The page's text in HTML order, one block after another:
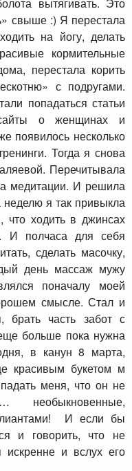
свыше :) Я перестала
на йогу, делать
кормительные
перестала корить
с подругами.
попадаться статьи
о женщинах и
появилось несколько
Тогда я снова
Перечитывала
медитации. И решила
я так привыкла
ходить в джинсах
И полчаса для себя
сделать масочку,
день массаж мужу
поначалу моей
смысле. Стал и
брать часть забот с
больше пока нужна
в канун 8 марта,
красивым букетом м
меня, что он не
И если бы
и говорить, что не
искренне и вслух его